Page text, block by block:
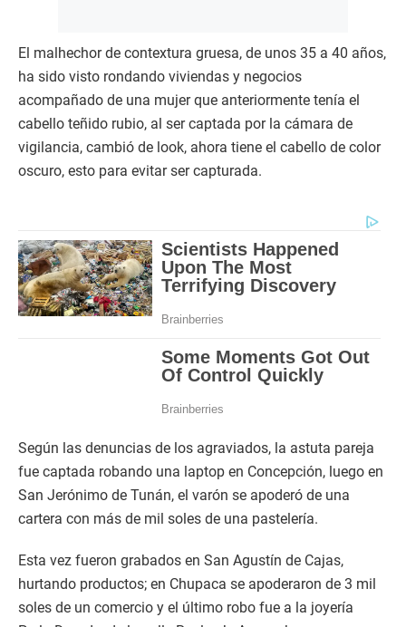
El malhechor de contextura gruesa, de unos 35 a 40 años,
ha sido visto rondando viviendas y negocios
acompañado de una mujer que anteriormente tenía el
cabello teñido rubio, al ser captada por la cámara de
vigilancia, cambió de look, ahora tiene el cabello de color
oscuro, esto para evitar ser capturada.
Según las denuncias de los agraviados, la astuta pareja
fue captada robando una laptop en Concepción, luego en
San Jerónimo de Tunán, el varón se apoderó de una
cartera con más de mil soles de una pastelería.
Esta vez fueron grabados en San Agustín de Cajas,
hurtando productos; en Chupaca se apoderaron de 3 mil
soles de un comercio y el último robo fue a la joyería